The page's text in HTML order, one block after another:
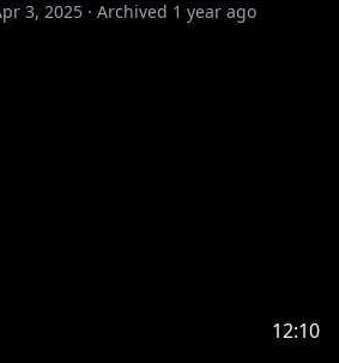
3, 2025 · Archived 1 year ago
12:10